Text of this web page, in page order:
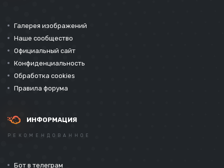
Галерея изображений
Наше сообщество
Официальный сайт
Конфиденциальность
Обработка cookies
Правила форума
ИНФОРМАЦИЯ
РЕКОМЕНДОВАННОЕ
Бот в телеграм